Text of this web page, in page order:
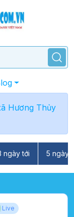
Hương Thủy
ngày tới 5 ngày
Live